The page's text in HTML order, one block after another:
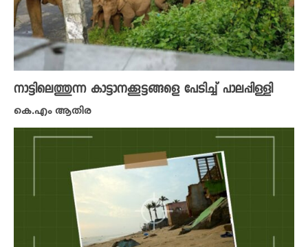
നാട്ടിലെത്തുന്ന കാട്ടാനക്കൂട്ടങ്ങളെ പേടിച്ച് പാലപ്പിള്ളി
കെ.എം ആതിര